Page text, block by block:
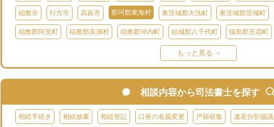
稲敷市 行方市 高萩市 那珂郡東海村 東茨城郡大洗町 東茨城郡茨城町
稲敷郡阿見町 稲敷郡美浦村 稲敷郡河内町 結城郡八千代町 猿島郡五霞町
もっと見る
相談内容から司法書士を探す
相続手続き 相続放棄 相続登記 口座の名義変更 戸籍収集 遺産分割協議